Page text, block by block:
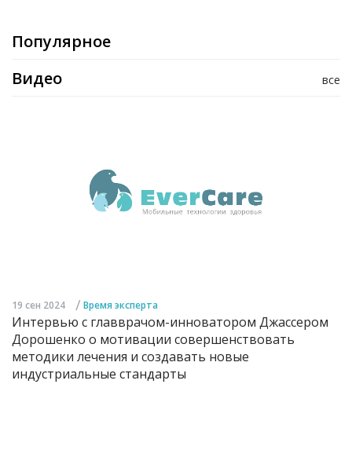
Популярное
все
Видео
19 сен 2024 / Время эксперта
Интервью с главврачом-инноватором Джассером
Дорошенко о мотивации совершенствовать
методики лечения и создавать новые
индустриальные стандарты